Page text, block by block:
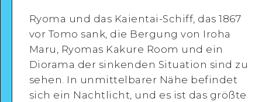
Google Maps
Ryoma und das Kaientai-Schiff, das 1867
vor Tomo sank, die Bergung von Iroha
Maru, Ryomas Kakure Room und ein
Diorama der sinkenden Situation sind zu
sehen. In unmittelbarer Nähe befindet
sich ein Nachtlicht, und es ist das größte